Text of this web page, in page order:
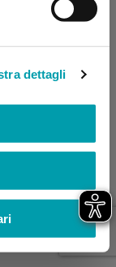
dettagli